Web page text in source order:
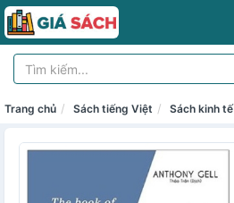
Trang chủ Sách tiếng Việt Sách kinh tế